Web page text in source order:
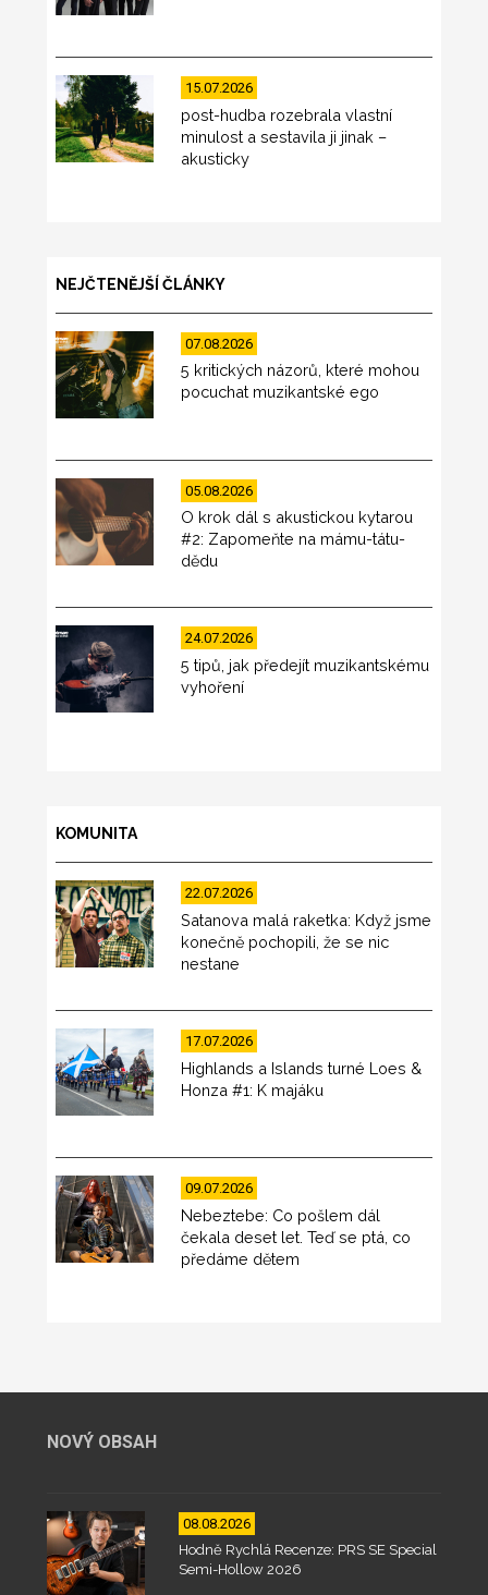
15.07.2026
post-hudba rozebrala vlastní
minulost a sestavila ji jinak –
akusticky
NEJČTENĚJŠÍ ČLÁNKY
07.08.2026
5 kritických názorů, které mohou
pocuchat muzikantské ego
05.08.2026
O krok dál s akustickou kytarou
#2: Zapomeňte na mámu-tátu-
dědu
24.07.2026
5 tipů, jak předejít muzikantskému
vyhoření
KOMUNITA
22.07.2026
Satanova malá raketka: Když jsme
konečně pochopili, že se nic
nestane
17.07.2026
Highlands a Islands turné Loes &
Honza #1: K majáku
09.07.2026
Nebeztebe: Co pošlem dál
čekala deset let. Teď se ptá, co
předáme dětem
NOVÝ OBSAH
08.08.2026
Hodně Rychlá Recenze: PRS SE Special
Semi-Hollow 2026